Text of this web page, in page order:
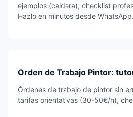
ejemplos (caldera), checklist
Hazlo en minutos desde WhatsApp.
Orden de Trabajo Pintor:
Órdenes de trabajo de pintor sin
tarifas orientativas (30-50€/h),